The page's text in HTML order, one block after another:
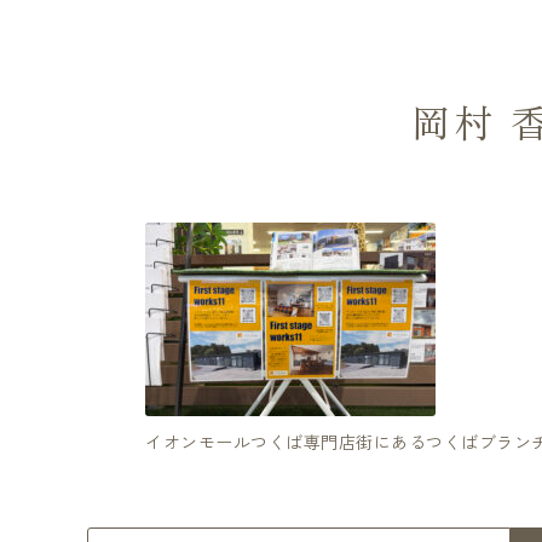
岡村
イオンモールつくば専門店街にあるつくばブラン